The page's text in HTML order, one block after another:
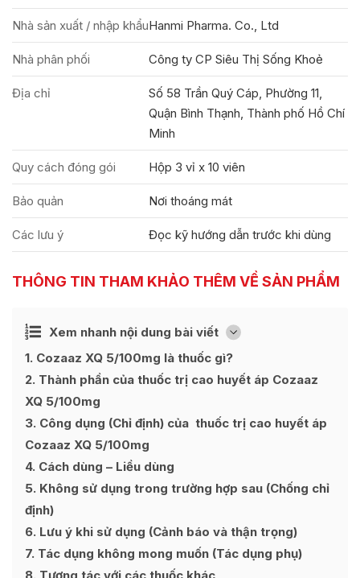
Nhà sản xuất / nhập khẩuHanmi Pharma. Co., Ltd
Nhà phân phối Công ty CP Siêu Thị Sống Khoẻ
Địa chỉ
Số 58 Trần Quý Cáp, Phường 11,
Quận Bình Thạnh, Thành phố Hồ Chí
Minh
Quy cách đóng gói Hộp 3 vỉ x 10 viên
Bảo quản Nơi thoáng mát
Các lưu ý Đọc kỹ hướng dẫn trước khi dùng
THÔNG TIN THAM KHẢO THÊM VỀ SẢN PHẨM
Xem nhanh nội dung bài viết [
Ẩn
1 Cozaaz XQ 5/100mg là thuốc gì?
2 Thành phần của thuốc trị cao huyết áp Cozaaz
XQ 5/100mg
3 Công dụng (Chỉ định) của thuốc trị cao huyết áp
Cozaaz XQ 5/100mg
4 Cách dùng – Liều dùng
5 Không sử dụng trong trường hợp sau (Chống chỉ
định)
6 Lưu ý khi sử dụng (Cảnh báo và thận trọng)
7 Tác dụng không mong muốn (Tác dụng phụ)